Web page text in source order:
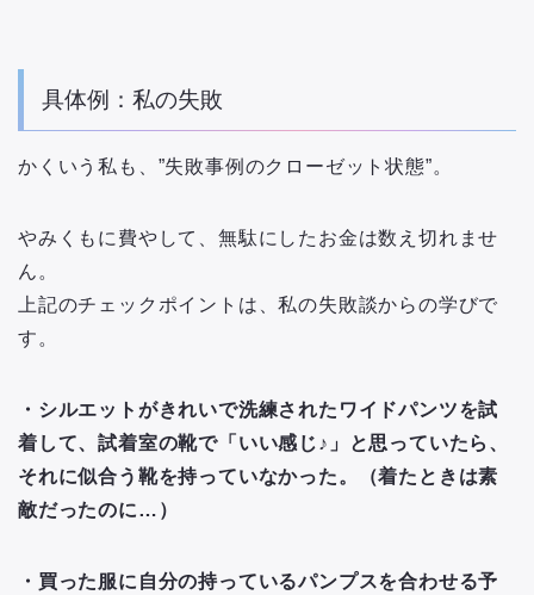
具体例：私の失敗
かくいう私も、”失敗事例のクローゼット状態”。
やみくもに費やして、無駄にしたお金は数え切れませ
ん。
上記のチェックポイントは、私の失敗談からの学びで
す。
・シルエットがきれいで洗練されたワイドパンツを試
着して、試着室の靴で「いい感じ♪」と思っていたら、
それに似合う靴を持っていなかった。（着たときは素
敵だったのに…）
・買った服に自分の持っているパンプスを合わせる予